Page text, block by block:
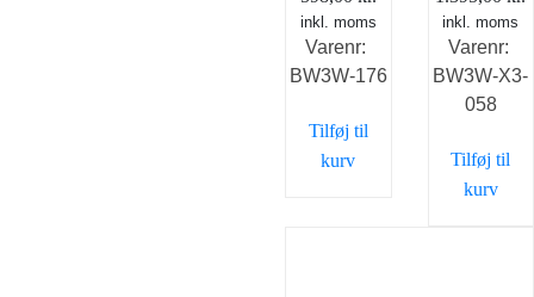
inkl. moms
Varenr:
BW3W-176
Tilføj til
kurv
inkl. moms
Varenr:
BW3W-X3-
058
Tilføj til
kurv